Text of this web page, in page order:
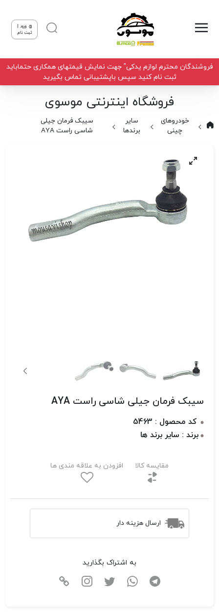
ورود |
ثبت نام
فروشندگان محترم لوازم یدکی" جهت نمایش قیمتهای همکاری حتماباید
ثبت نام کنید سپس باپشتیبانی تماس بگیرید
فروشگاه اینترنتی موسوی
خودروهای
چینی
سایر
برندها
سیبک فرمان جیلی
شاسی راست AYA
سیبک فرمان جیلی شاسی راست AYA
کد محصول : 5463
برند : سایر برند ها
مقایسه کالا افزودن به علاقه مندی ها
ارسال هزینه دار
به اشتراک بگذارید